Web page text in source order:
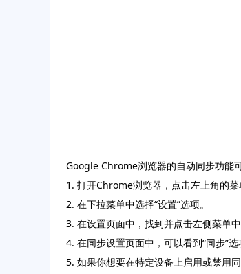
Google Chrome浏览器的自动同步功能
1. 打开Chrome浏览器，点击左上角的菜
2. 在下拉菜单中选择“设置”选项。
3. 在设置页面中，找到并点击左侧菜单中
4. 在同步设置页面中，可以看到“同步”
5. 如果你想要在特定设备上启用或禁用